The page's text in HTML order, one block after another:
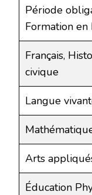
Période
Formation
Français,
civique
Langue
Arts
Éducation